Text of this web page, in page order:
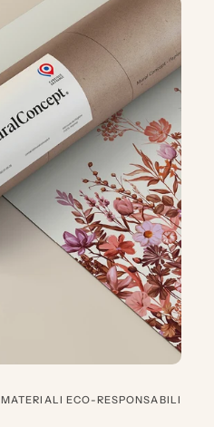
MATERIALI ECO-RESPONSABILI